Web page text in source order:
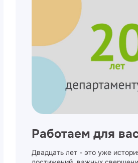
Работаем для
Двадцать лет - это уже